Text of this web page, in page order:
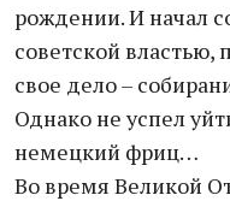
рождении. И начал
советской властью,
свое дело –
Однако не успел
немецкий фриц…
Во время Великой